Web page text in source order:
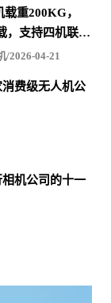
重200KG，
，支持四机联吊
/2026-04-21
费级无人机公
机公司的十一